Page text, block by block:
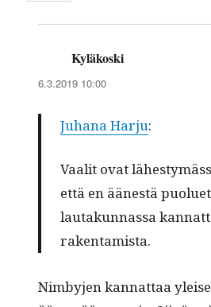
Kyläkoski
6.3.2019 10:00
Juhana Har­ju:
Vaalit ovat
että en äänestä
lau­takun­nas­sa
rakentamista.
Nim­by­jen kan­nat­taa